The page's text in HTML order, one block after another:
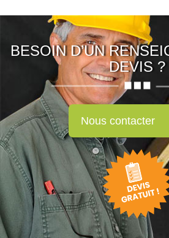
BESOIN D’UN
DEVIS ?
Nous contacter